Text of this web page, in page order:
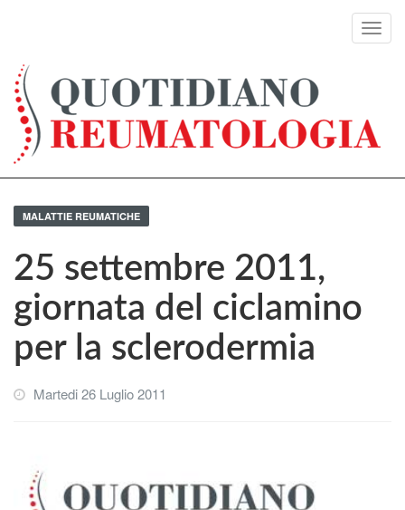
MALATTIE REUMATICHE
25 settembre 2011,
giornata del ciclamino
per la sclerodermia
Martedi 26 Luglio 2011